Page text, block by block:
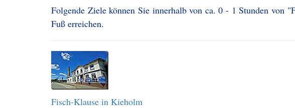
Folgende Ziele können Sie innerhalb von ca. 0 - 1 Stunden von
Fuß erreichen.
Fisch-Klause in Kieholm